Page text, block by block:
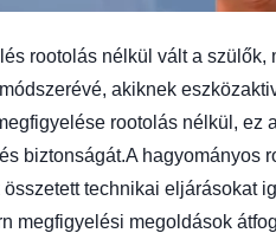
rootolás nélkül vált a szülők,
akiknek
rootolás nélkül, ez
biztonságát.A hagyományos
technikai eljárásokat
megfigyelési megoldások